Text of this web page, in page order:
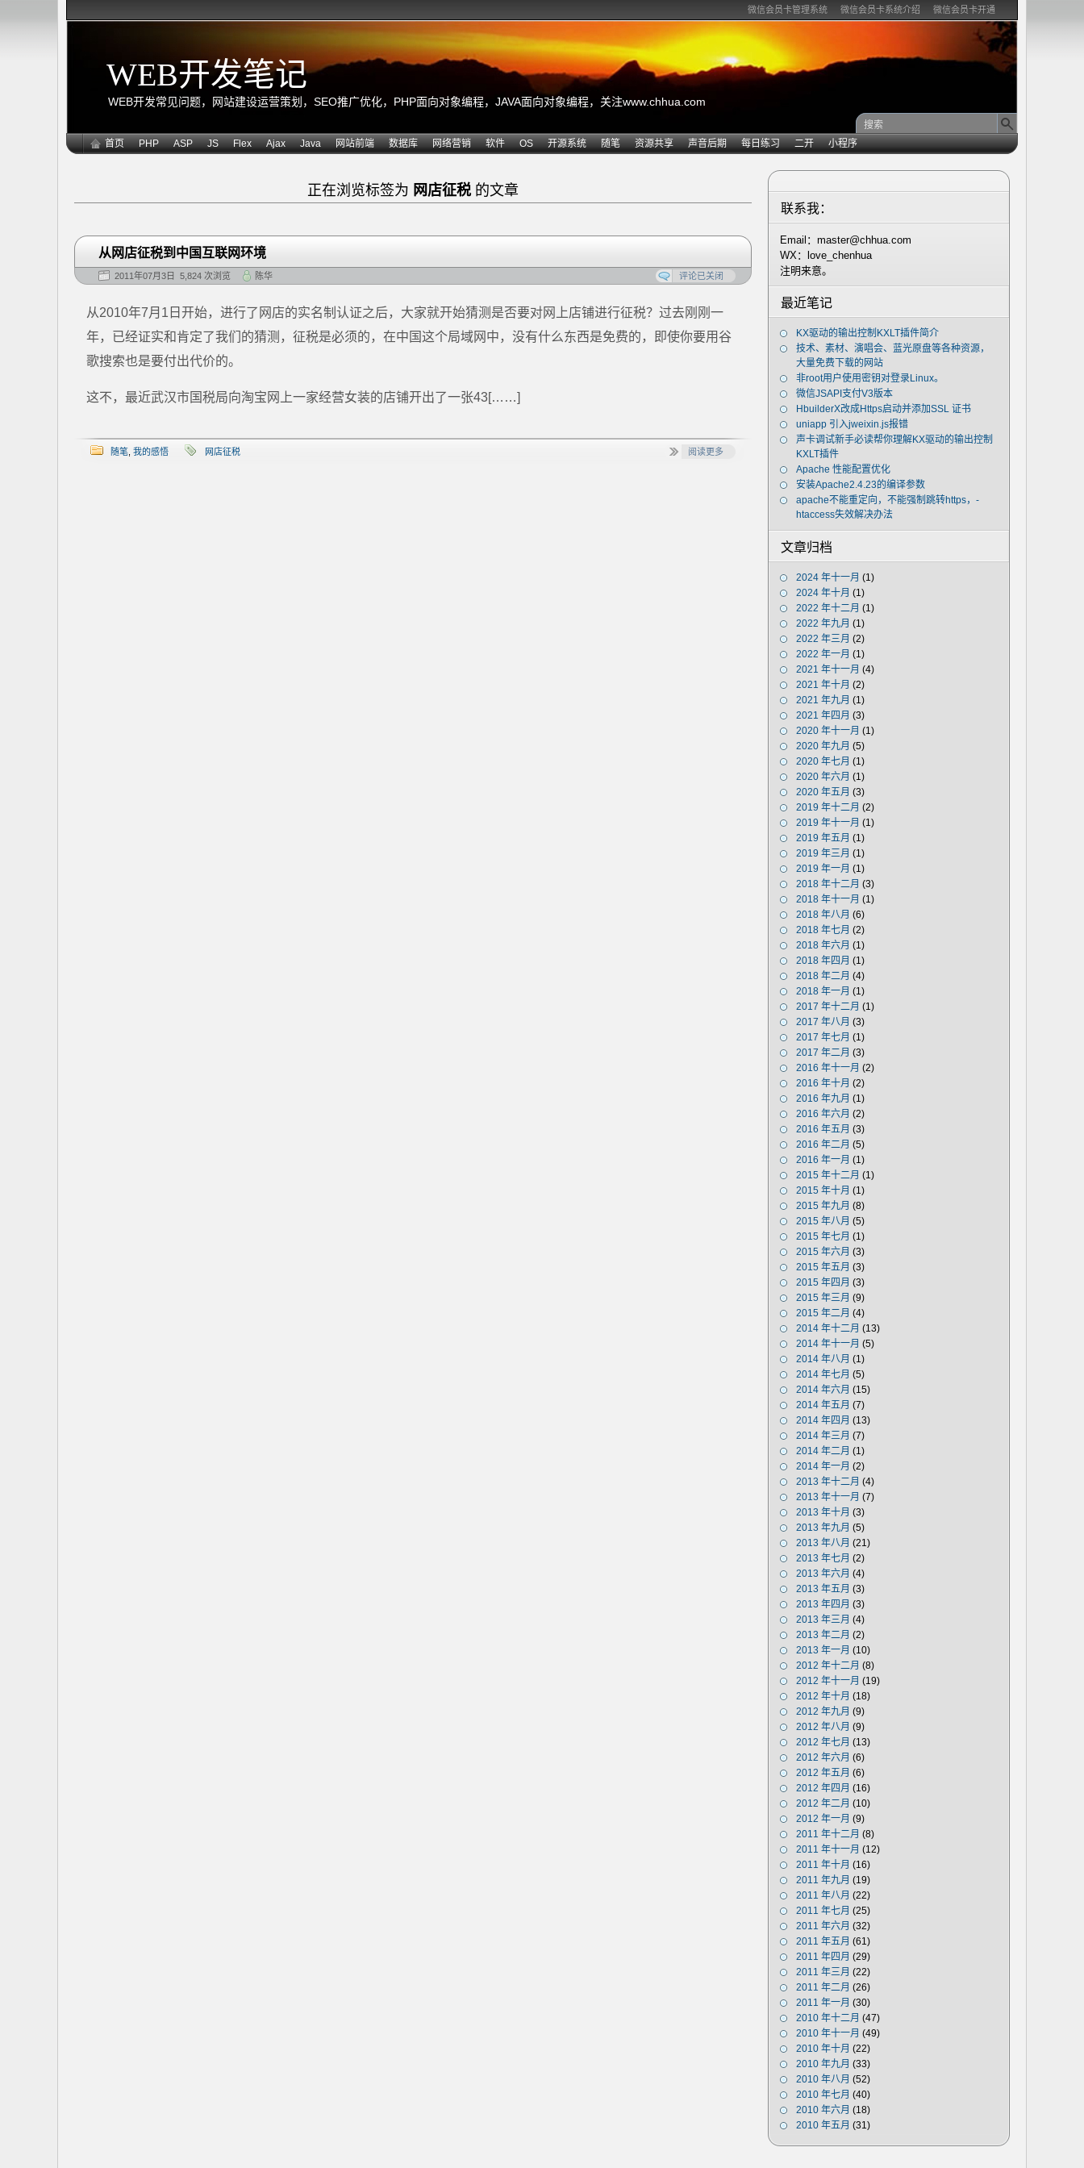
微信会员卡管理系统 微信会员卡系统介绍 微信会员卡开通
WEB开发笔记
WEB开发常见问题，网站建设运营策划，SEO推广优化，PHP面向对象编程，JAVA面向对象编程，关注www.chhua.com
首页 PHP ASP JS Flex Ajax Java 网站前端 数据库 网络营销 软件 OS 开源系统 随笔 资源共享 声音后期 每日练习 二开 小程序
正在浏览标签为 网店征税 的文章
从网店征税到中国互联网环境
2011年07月3日 5,824 次浏览 陈华 评论已关闭
从2010年7月1日开始，进行了网店的实名制认证之后，大家就开始猜测是否要对网上店铺进行征税？过去刚刚一
年，已经证实和肯定了我们的猜测，征税是必须的，在中国这个局域网中，没有什么东西是免费的，即使你要用谷
歌搜索也是要付出代价的。
这不，最近武汉市国税局向淘宝网上一家经营女装的店铺开出了一张43[……]
随笔 我的感悟 网店征税 阅读更多
联系我：
Email：master@chhua.com
WX：love_chenhua
注明来意。
最近笔记
KX驱动的输出控制KXLT插件简介
技术、素材、演唱会、蓝光原盘等各种资源，
大量免费下载的网站
非root用户使用密钥对登录Linux。
微信JSAPI支付V3版本
HbuilderX改成Https启动并添加SSL 证书
uniapp 引入jweixin.js报错
声卡调试新手必读帮你理解KX驱动的输出控制
KXLT插件
Apache 性能配置优化
安装Apache2.4.23的编译参数
apache不能重定向，不能强制跳转https，-
htaccess失效解决办法
文章归档
2024 年十一月 (1)
2024 年十月 (1)
2022 年十二月 (1)
2022 年九月 (1)
2022 年三月 (2)
2022 年一月 (1)
2021 年十一月 (4)
2021 年十月 (2)
2021 年九月 (1)
2021 年四月 (3)
2020 年十一月 (1)
2020 年九月 (5)
2020 年七月 (1)
2020 年六月 (1)
2020 年五月 (3)
2019 年十二月 (2)
2019 年十一月 (1)
2019 年五月 (1)
2019 年三月 (1)
2019 年一月 (1)
2018 年十二月 (3)
2018 年十一月 (1)
2018 年八月 (6)
2018 年七月 (2)
2018 年六月 (1)
2018 年四月 (1)
2018 年二月 (4)
2018 年一月 (1)
2017 年十二月 (1)
2017 年八月 (3)
2017 年七月 (1)
2017 年二月 (3)
2016 年十一月 (2)
2016 年十月 (2)
2016 年九月 (1)
2016 年六月 (2)
2016 年五月 (3)
2016 年二月 (5)
2016 年一月 (1)
2015 年十二月 (1)
2015 年十月 (1)
2015 年九月 (8)
2015 年八月 (5)
2015 年七月 (1)
2015 年六月 (3)
2015 年五月 (3)
2015 年四月 (3)
2015 年三月 (9)
2015 年二月 (4)
2014 年十二月 (13)
2014 年十一月 (5)
2014 年八月 (1)
2014 年七月 (5)
2014 年六月 (15)
2014 年五月 (7)
2014 年四月 (13)
2014 年三月 (7)
2014 年二月 (1)
2014 年一月 (2)
2013 年十二月 (4)
2013 年十一月 (7)
2013 年十月 (3)
2013 年九月 (5)
2013 年八月 (21)
2013 年七月 (2)
2013 年六月 (4)
2013 年五月 (3)
2013 年四月 (3)
2013 年三月 (4)
2013 年二月 (2)
2013 年一月 (10)
2012 年十二月 (8)
2012 年十一月 (19)
2012 年十月 (18)
2012 年九月 (9)
2012 年八月 (9)
2012 年七月 (13)
2012 年六月 (6)
2012 年五月 (6)
2012 年四月 (16)
2012 年二月 (10)
2012 年一月 (9)
2011 年十二月 (8)
2011 年十一月 (12)
2011 年十月 (16)
2011 年九月 (19)
2011 年八月 (22)
2011 年七月 (25)
2011 年六月 (32)
2011 年五月 (61)
2011 年四月 (29)
2011 年三月 (22)
2011 年二月 (26)
2011 年一月 (30)
2010 年十二月 (47)
2010 年十一月 (49)
2010 年十月 (22)
2010 年九月 (33)
2010 年八月 (52)
2010 年七月 (40)
2010 年六月 (18)
2010 年五月 (31)